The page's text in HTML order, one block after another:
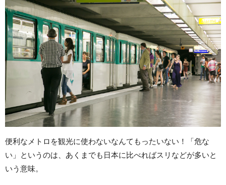
便利なメトロを観光に使わないなんてもったいない！「危な
い」というのは、あくまでも日本に比べればスリなどが多いと
いう意味。